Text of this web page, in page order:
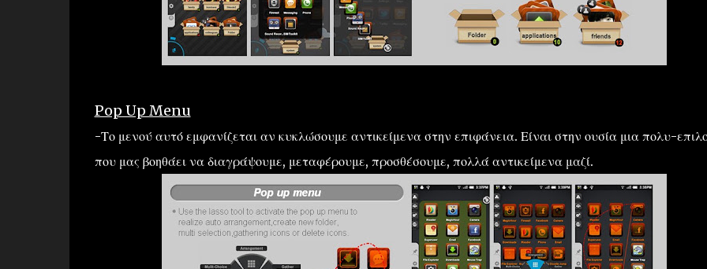
Pop Up Menu
-Το μενού αυτό εμφανίζεται αν κυκλώσουμε αντικείμενα στην επιφάνεια. Είναι στην ουσία μια πολυ-
που μας βοηθάει να διαγράψουμε, μεταφέρουμε, προσθέσουμε, πολλά αντικείμενα μαζί.